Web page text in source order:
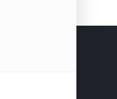
All rights